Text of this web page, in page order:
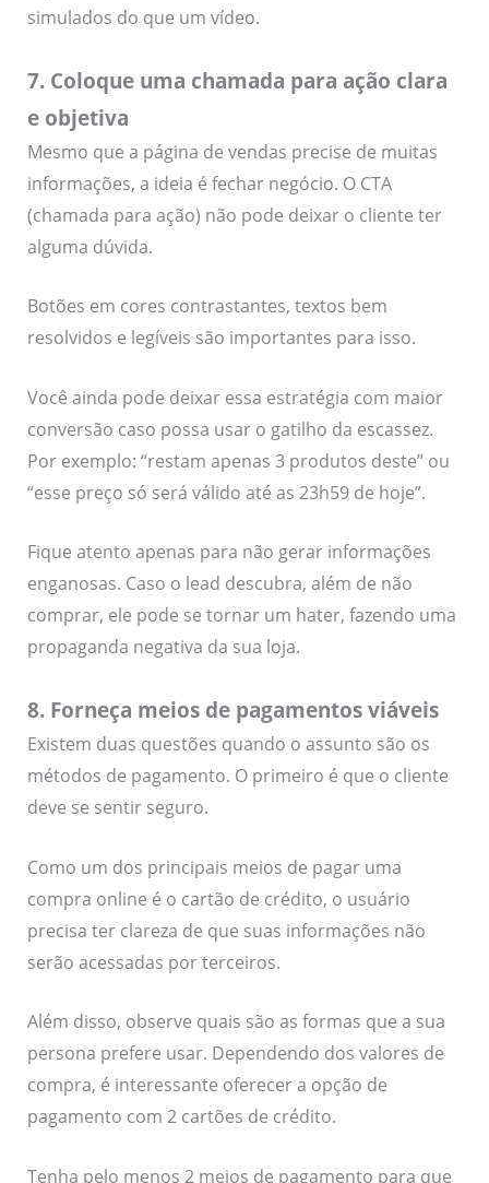
simulados do que um vídeo.
7. Coloque uma chamada para ação clara
e objetiva
Mesmo que a página de vendas precise de muitas
informações, a ideia é fechar negócio. O CTA
(chamada para ação) não pode deixar o cliente ter
alguma dúvida.
Botões em cores contrastantes, textos bem
resolvidos e legíveis são importantes para isso.
Você ainda pode deixar essa estratégia com maior
conversão caso possa usar o gatilho da escassez.
Por exemplo: “restam apenas 3 produtos deste” ou
“esse preço só será válido até as 23h59 de hoje”.
Fique atento apenas para não gerar informações
enganosas. Caso o lead descubra, além de não
comprar, ele pode se tornar um hater, fazendo uma
propaganda negativa da sua loja.
8. Forneça meios de pagamentos viáveis
Existem duas questões quando o assunto são os
métodos de pagamento. O primeiro é que o cliente
deve se sentir seguro.
Como um dos principais meios de pagar uma
compra online é o cartão de crédito, o usuário
precisa ter clareza de que suas informações não
serão acessadas por terceiros.
Além disso, observe quais são as formas que a sua
persona prefere usar. Dependendo dos valores de
compra, é interessante oferecer a opção de
pagamento com 2 cartões de crédito.
Tenha pelo menos 2 meios de pagamento para que